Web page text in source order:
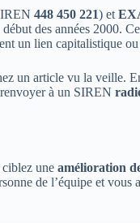
448 450 221) et
des années 2000.
un lien capitalistique
un article vu la veille.
à un SIREN
ciblez une amélioration
de l’équipe et vous